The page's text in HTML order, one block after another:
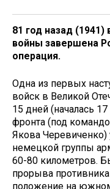
81 год назад
войны завершена
операция.
Одна из первых
войск в Великой
15 дней (началась
фронта (под
Якова Черевиченко)
немецкой группы
60-80 километров.
прорыва
положение на